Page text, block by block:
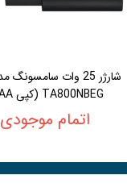
TA800NBEG (کپی AAA)
اتمام موجودی